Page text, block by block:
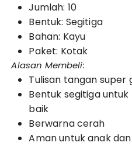
Jumlah: 10
Bentuk: Segitiga
Bahan: Kayu
Paket: Kotak
Alasan Membeli:
Tulisan tangan super
Bentuk segitiga
baik
Berwarna cerah
Aman untuk anak